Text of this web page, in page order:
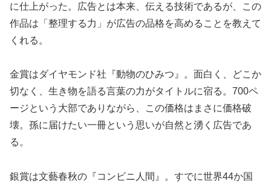
に仕上がった。広告とは本来、伝える技術であるが、この
作品は「整理する力」が広告の品格を高めることを教えて
くれる。
金賞はダイヤモンド社『動物のひみつ』。面白く、どこか
切なく、生き物を語る言葉の力がタイトルに宿る。700ペ
ージという大部でありながら、この価格はまさに価格破
壊。孫に届けたい一冊という思いが自然と湧く広告であ
る。
銀賞は文藝春秋の『コンビニ人間』。すでに世界44か国